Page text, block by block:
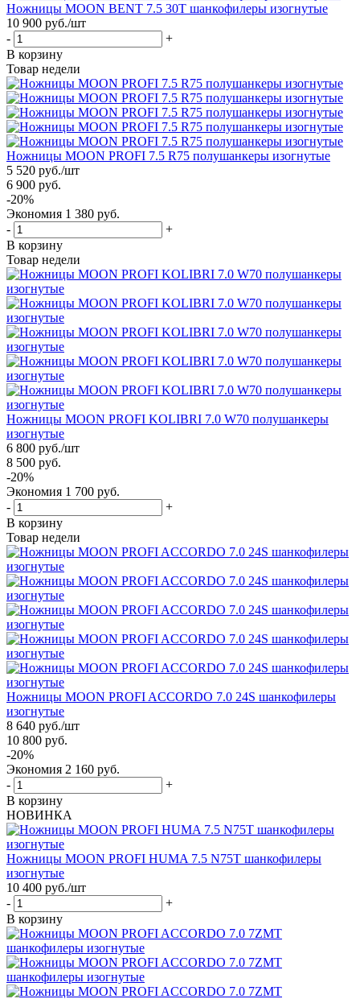
Ножницы MOON BENT 7.5 30T шанкофилеры изогнутые
10 900 руб./шт
-
+
В корзину
Товар недели
Ножницы MOON PROFI 7.5 R75 полушанкеры изогнутые
5 520 руб./шт
6 900 руб.
-20%
Экономия 1 380 руб.
-
+
В корзину
Товар недели
Ножницы MOON PROFI KOLIBRI 7.0 W70 полушанкеры
изогнутые
6 800 руб./шт
8 500 руб.
-20%
Экономия 1 700 руб.
-
+
В корзину
Товар недели
Ножницы MOON PROFI ACCORDO 7.0 24S шанкофилеры
изогнутые
8 640 руб./шт
10 800 руб.
-20%
Экономия 2 160 руб.
-
+
В корзину
НОВИНКА
Ножницы MOON PROFI HUMA 7.5 N75T шанкофилеры
изогнутые
10 400 руб./шт
-
+
В корзину